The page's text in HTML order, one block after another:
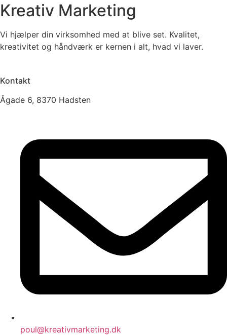
Kreativ Marketing
Vi hjælper din virksomhed med at blive set. Kvalitet,
kreativitet og håndværk er kernen i alt, hvad vi laver.
Kontakt
Ågade 6, 8370 Hadsten
poul@kreativmarketing.dk